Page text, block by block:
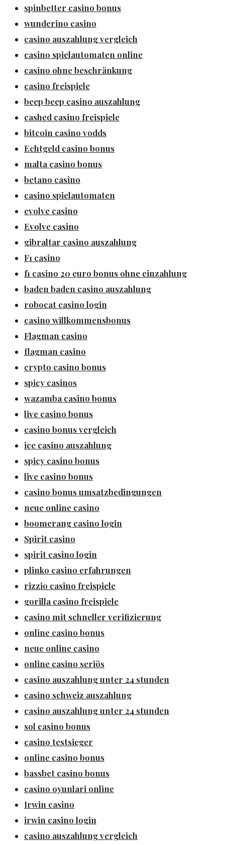
spinbetter casino bonus
wunderino casino
casino auszahlung vergleich
casino spielautomaten online
casino ohne beschränkung
casino freispiele
beep beep casino auszahlung
cashed casino freispiele
bitcoin casino vodds
Echtgeld casino bonus
malta casino bonus
betano casino
casino spielautomaten
evolve casino
Evolve casino
gibraltar casino auszahlung
F1 casino
f1 casino 20 euro bonus ohne einzahlung
baden baden casino auszahlung
robocat casino login
casino willkommensbonus
Flagman casino
flagman casino
crypto casino bonus
spicy casinos
wazamba casino bonus
live casino bonus
casino bonus vergleich
ice casino auszahlung
spicy casino bonus
live casino bonus
casino bonus umsatzbedingungen
neue online casino
boomerang casino login
Spirit casino
spirit casino login
plinko casino erfahrungen
rizzio casino freispiele
gorilla casino freispiele
casino mit schneller verifizierung
online casino bonus
neue online casino
online casino seriös
casino auszahlung unter 24 stunden
casino schweiz auszahlung
casino auszahlung unter 24 stunden
sol casino bonus
casino testsieger
online casino bonus
bassbet casino bonus
casino oyunlari online
Irwin casino
irwin casino login
casino auszahlung vergleich